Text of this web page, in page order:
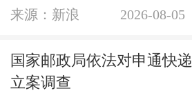
来源：新浪 2026-08-05
国家邮政局依法对申通快递
立案调查